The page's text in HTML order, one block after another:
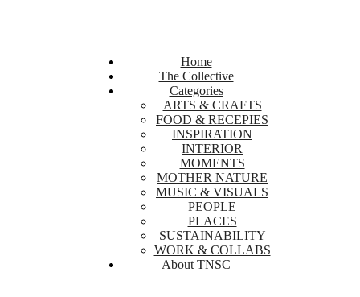
Home
The Collective
Categories
ARTS & CRAFTS
FOOD & RECEPIES
INSPIRATION
INTERIOR
MOMENTS
MOTHER NATURE
MUSIC & VISUALS
PEOPLE
PLACES
SUSTAINABILITY
WORK & COLLABS
About TNSC